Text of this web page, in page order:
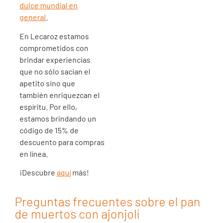
dulce mundial en
general
En Lecaroz estamos
comprometidos con
brindar experiencias
que no sólo sacian el
apetito sino que
también enriquezcan el
espíritu. Por ello,
estamos brindando un
código de 15% de
descuento para compras
en línea.
¡Descubre aquí más!
Preguntas frecuentes sobre el pan
de muertos con ajonjolí